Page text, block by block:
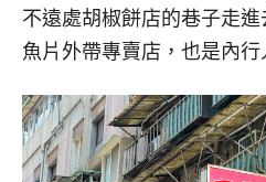
不遠處胡椒餅店的巷子走
魚片外帶專賣店，也是內行